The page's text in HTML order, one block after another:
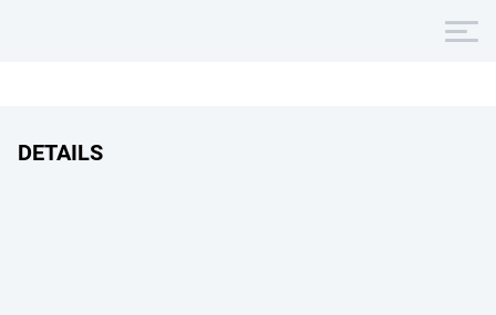
DETAILS